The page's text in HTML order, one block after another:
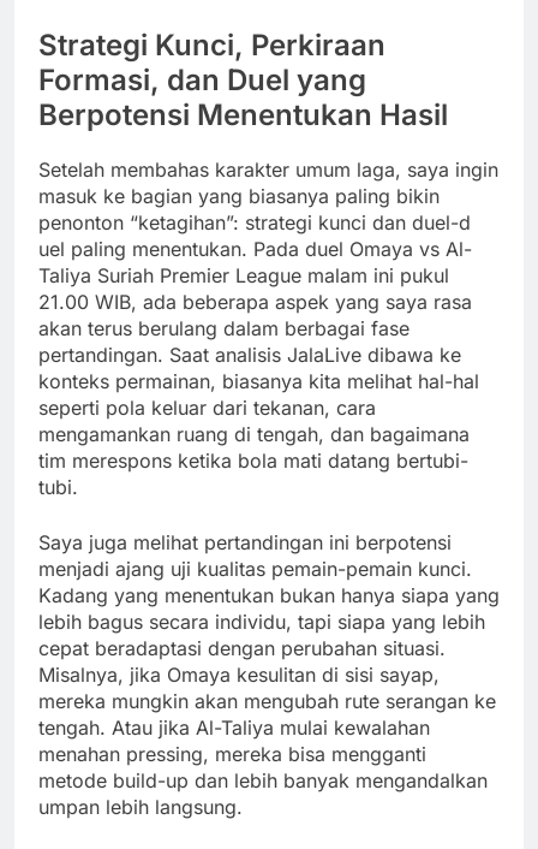
Strategi Kunci, Perkiraan
Formasi, dan Duel yang
Berpotensi Menentukan Hasil
Setelah membahas karakter umum laga, saya ingin
masuk ke bagian yang biasanya paling bikin
penonton “ketagihan”: strategi kunci dan duel-d
uel paling menentukan. Pada duel Omaya vs Al-
Taliya Suriah Premier League malam ini pukul
21.00 WIB, ada beberapa aspek yang saya rasa
akan terus berulang dalam berbagai fase
pertandingan. Saat analisis JalaLive dibawa ke
konteks permainan, biasanya kita melihat hal-hal
seperti pola keluar dari tekanan, cara
mengamankan ruang di tengah, dan bagaimana
tim merespons ketika bola mati datang bertubi-
tubi.
Saya juga melihat pertandingan ini berpotensi
menjadi ajang uji kualitas pemain-pemain kunci.
Kadang yang menentukan bukan hanya siapa yang
lebih bagus secara individu, tapi siapa yang lebih
cepat beradaptasi dengan perubahan situasi.
Misalnya, jika Omaya kesulitan di sisi sayap,
mereka mungkin akan mengubah rute serangan ke
tengah. Atau jika Al-Taliya mulai kewalahan
menahan pressing, mereka bisa mengganti
metode build-up dan lebih banyak mengandalkan
umpan lebih langsung.